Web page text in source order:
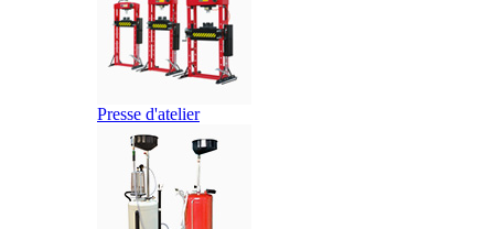
Presse d'atelier